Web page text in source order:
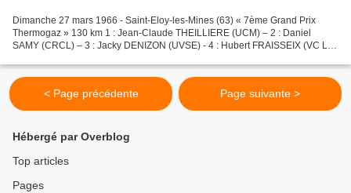
Dimanche 27 mars 1966 - Saint-Eloy-les-Mines (63) « 7ème Grand Prix
Thermogaz » 130 km 1 : Jean-Claude THEILLIERE (UCM) – 2 : Daniel
SAMY (CRCL) – 3 : Jacky DENIZON (UVSE) - 4 : Hubert FRAISSEIX (VC La
< Page précédente Page suivante >
Hébergé par Overblog
Top articles
Pages